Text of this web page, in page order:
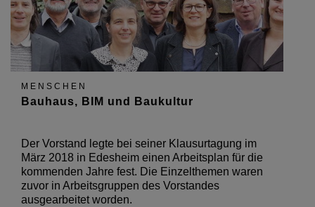
MENSCHEN
Bauhaus, BIM und Baukultur
Der Vorstand legte bei seiner Klausurtagung im
März 2018 in Edesheim einen Arbeitsplan für die
kommenden Jahre fest. Die Einzelthemen waren
zuvor in Arbeitsgruppen des Vorstandes
ausgearbeitet worden.